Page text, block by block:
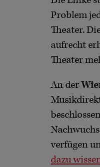
Problem
Theater.
aufrecht
Theater
An der
verfügen
dazu